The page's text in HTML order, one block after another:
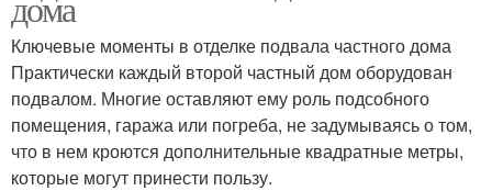
Ключевые моменты в отделке подвала частного дома
Практически каждый второй частный дом оборудован
подвалом. Многие оставляют ему роль подсобного
помещения, гаража или погреба, не задумываясь о том,
что в нем кроются дополнительные квадратные метры,
которые могут принести пользу.